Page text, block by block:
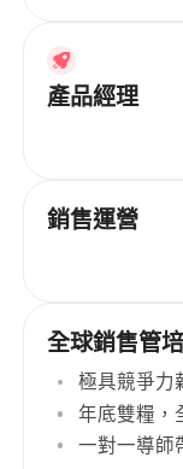
產品經理
銷售運營
全球銷售管
極具競爭力
年底雙糧，
一對一導師